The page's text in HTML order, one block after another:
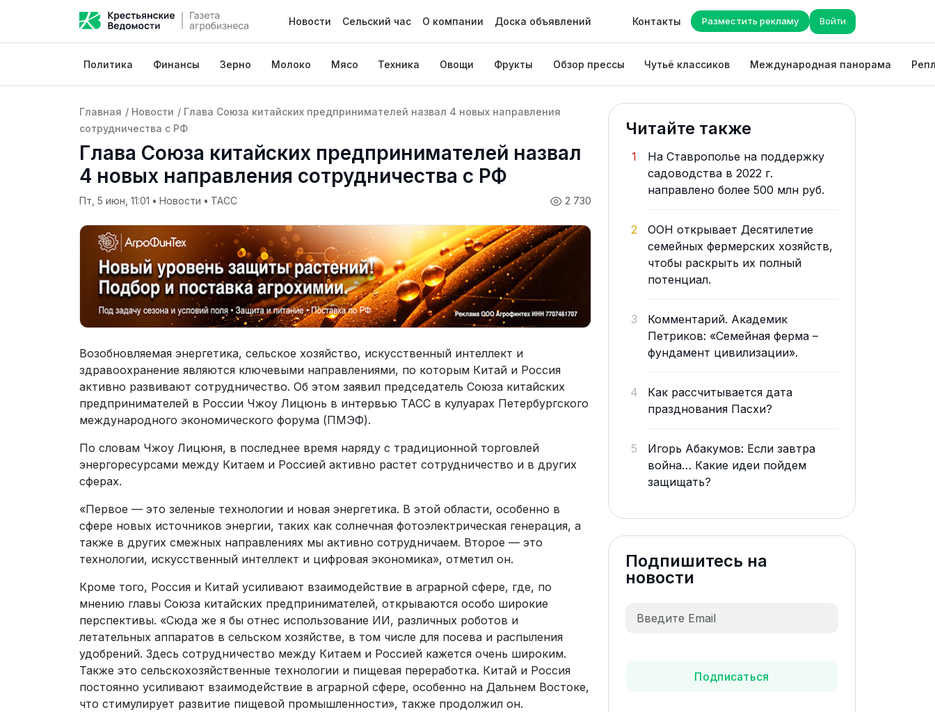
Новости Сельский час О компании Доска объявлений Контакты Разместить рекламу Войти
Политика Финансы Зерно Молоко Мясо Техника Овощи Фрукты Обзор прессы Чутьё классиков Международная панорама
Главная / Новости / Глава Союза китайских предпринимателей назвал 4 новых направления
сотрудничества с РФ
Глава Союза китайских предпринимателей назвал
4 новых направления сотрудничества с РФ
2 730
Пт, 5 июн, 11:01 • Новости • ТАСС
Возобновляемая энергетика, сельское хозяйство, искусственный интеллект и
здравоохранение являются ключевыми направлениями, по которым Китай и Россия
активно развивают сотрудничество. Об этом заявил председатель Союза китайских
предпринимателей в России Чжоу Лицюнь в интервью ТАСС в кулуарах Петербургского
международного экономического форума (ПМЭФ).
По словам Чжоу Лицюня, в последнее время наряду с традиционной торговлей
энергоресурсами между Китаем и Россией активно растет сотрудничество и в других
сферах.
«Первое — это зеленые технологии и новая энергетика. В этой области, особенно в
сфере новых источников энергии, таких как солнечная фотоэлектрическая генерация, а
также в других смежных направлениях мы активно сотрудничаем. Второе — это
технологии, искусственный интеллект и цифровая экономика», отметил он.
Кроме того, Россия и Китай усиливают взаимодействие в аграрной сфере, где, по
мнению главы Союза китайских предпринимателей, открываются особо широкие
перспективы. «Сюда же я бы отнес использование ИИ, различных роботов и
летательных аппаратов в сельском хозяйстве, в том числе для посева и распыления
удобрений. Здесь сотрудничество между Китаем и Россией кажется очень широким.
Также это сельскохозяйственные технологии и пищевая переработка. Китай и Россия
постоянно усиливают взаимодействие в аграрной сфере, особенно на Дальнем Востоке,
что стимулирует развитие пищевой промышленности», также продолжил он.
Читайте также
1
На Ставрополье на поддержку
садоводства в 2022 г.
направлено более 500 млн руб.
2
ООН открывает Десятилетие
семейных фермерских хозяйств,
чтобы раскрыть их полный
потенциал.
3
Комментарий. Академик
Петриков: «Семейная ферма –
фундамент цивилизации».
4
Как рассчитывается дата
празднования Пасхи?
5
Игорь Абакумов: Если завтра
война… Какие идеи пойдем
защищать?
Подпишитесь на
новости
Подписаться